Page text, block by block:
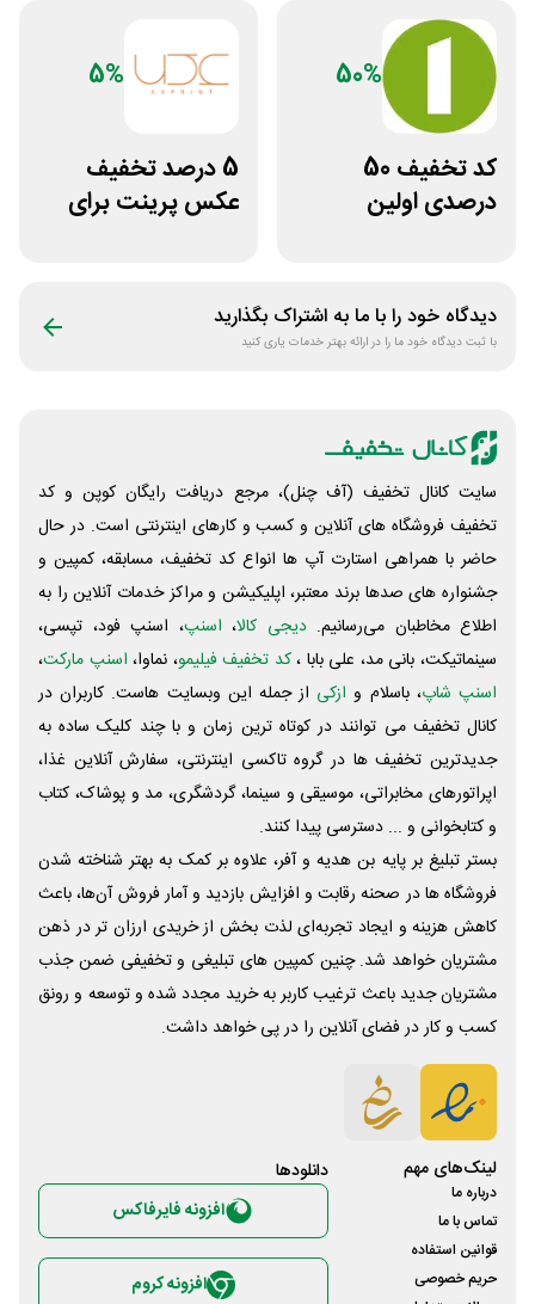
50%
کد تخفیف 50
درصدی اولین
5%
5 درصد تخفیف
عکس پرینت برای
دیدگاه خود را با ما به اشتراک بگذارید
با ثبت دیدگاه خود ما را در ارائه بهتر خدمات یاری کنید
سایت کانال تخفیف (آف چنل)، مرجع دریافت رایگان کوپن و کد
تخفیف فروشگاه های آنلاین و کسب و‌ کارهای اینترنتی است. در حال
حاضر با همراهی استارت آپ ها انواع کد تخفیف، مسابقه، کمپین و
جشنواره های صدها برند معتبر، اپلیکیشن و مراکز خدمات آنلاین را به
اطلاع مخاطبان می‌رسانیم. دیجی کالا، اسنپ، اسنپ فود، تپسی،
سینماتیکت، بانی مد، علی‌ بابا ،کد تخفیف فیلیمو، نماوا، اسنپ مارکت،
اسنپ شاپ، باسلام و ازکی از جمله این وبسایت ‌هاست. کاربران در
کانال تخفیف می توانند در کوتاه ترین زمان و با چند کلیک ساده به
جدیدترین تخفیف ها در گروه تاکسی اینترنتی، سفارش آنلاین غذا،
اپراتورهای مخابراتی، موسیقی و سینما، گردشگری، مد و پوشاک، کتاب
و کتابخوانی و ... دسترسی پیدا کنند.
بستر تبلیغ بر پایه بن هدیه و آفر، علاوه بر کمک به بهتر شناخته شدن
فروشگاه ها در صحنه رقابت و افزایش بازدید و آمار فروش آن‌ها، باعث
کاهش هزینه و ایجاد تجربه‌ای لذت بخش از خریدی ارزان تر در ذهن
مشتریان خواهد شد. چنین کمپین های تبلیغی و تخفیفی ضمن جذب
مشتریان جدید باعث ترغیب کاربر به خرید مجدد شده و توسعه و رونق
کسب و کار در فضای آنلاین را در پی خواهد داشت.
لینک‌های مهم
درباره ما
تماس با ما
قوانین استفاده
حریم خصوصی
دانلود‌ها
افزونه فایرفاکس
افزونه کروم